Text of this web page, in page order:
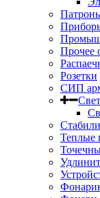
Прочее
Розетки
СИП
Теплые